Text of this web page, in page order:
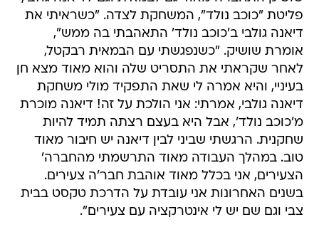
פליטת "כוכב נולד", המשחקת לצדה. "כשראיתי את
דיאנה גולבי ב'כוכב נולד' התאהבתי בה ממש",
אומרת שושיק. "כשנפגשתי עם הבמאית רבקטל,
לאחר שקראתי את התסריט שלה והוא מאוד מצא חן
בעיניי, והיא אמרה לי שאת התפקיד מולי משחקת
דיאנה גולבי, אמרתי: אני הולכת על זה! דיאנה מוכרת
מ'כוכב נולד', אבל היא בעצם רצתה תמיד להיות
שחקנית. הרגשתי שביני לבין דיאנה יש חיבור מאוד
טוב. במהלך העבודה מאוד התרשמתי מהחברה'
הצעירים, אני בכלל מאוד אוהבת חבר'ה צעירים.
בשנים האחרונות אני עובדת על הדרכת טקסט בבית
צבי וגם שם יש לי אינטרקציה עם צעירים".